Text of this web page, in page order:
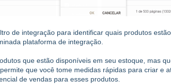
de integração para identificar quais produtos
plataforma de integração.
que estão disponíveis em seu estoque, mas
que você tome medidas rápidas para criar e
de vendas para esses produtos.